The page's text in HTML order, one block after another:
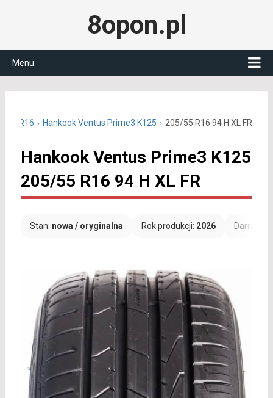
8opon.pl
Menu
55 R16 Hankook Ventus Prime3 K125 205/55 R16 94 H XL FR
Hankook Ventus Prime3 K125
205/55 R16 94 H XL FR
Stan: nowa / oryginalna Rok produkcji: 2026